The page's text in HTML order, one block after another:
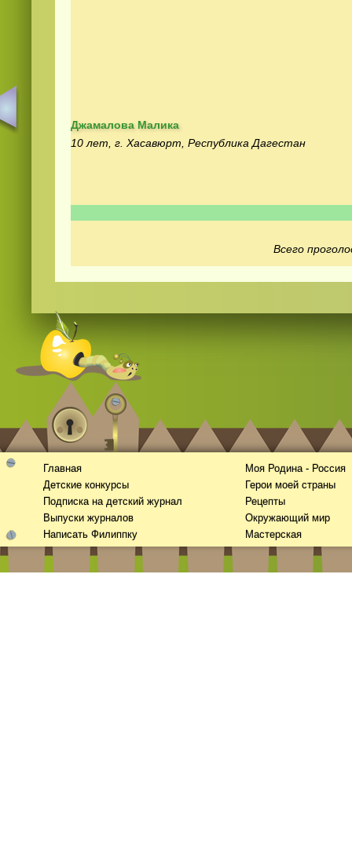
Джамалова Малика
10 лет, г. Хасавюрт, Республика Дагестан
Всего
Главная
Детские конкурсы
Подписка на детский журнал
Выпуски журналов
Написать Филиппку
Моя Родина - Россия
Герои моей страны
Рецепты
Окружающий мир
Мастерская